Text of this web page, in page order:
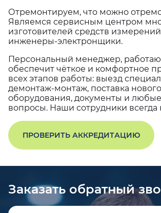
Отремонтируем, что можно
Являемся сервисным центром
изготовителей средств
инженеры-электронщики.
Персональный менеджер,
обеспечит чёткое и комфортное
всех этапов работы: выезд
демонтаж-монтаж, поставка нового
оборудования, документы и
вопросы. Наши сотрудники всегда
ПРОВЕРИТЬ АККРЕДИТАЦИЮ
Заказать обратный